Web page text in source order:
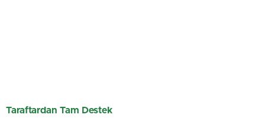
Taraftardan Tam Destek